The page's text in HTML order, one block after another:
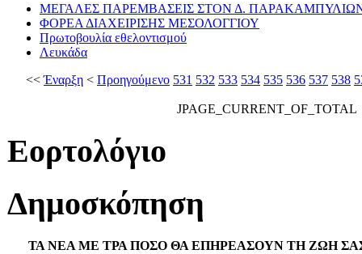
ΜΕΓΑΛΕΣ ΠΑΡΕΜΒΑΣΕΙΣ ΣΤΟΝ Δ.
ΦΟΡΕΑ ΔΙΑΧΕΙΡΙΣΗΣ ΜΕΣΟΛΟΓΓΙΟΥ
Πρωτοβουλία εθελοντισμού
Λευκάδα
<<Έναρξη < Προηγούμενο 531 532 533 534 535 536 537 538
JPAGE_CURRENT_OF_TOTAL
Εορτολόγιο
Δημοσκόπηση
ΤΑ ΝΕΑ ΜΕ ΤΡΑ ΠΟΣΟ ΘΑ ΕΠΗΡΕΑΣΟΥΝ ΤΗ ΖΩΗ